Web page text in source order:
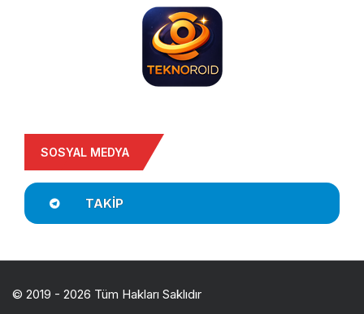
SOSYAL MEDYA
TAKIP
© 2019 - 2026 Tüm Hakları Saklıdır